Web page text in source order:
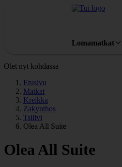
Lomamatkat
Olet nyt kohdassa
Etusivu
Matkat
Kreikka
Zakynthos
Tsilivi
Olea All Suite
Olea All Suite